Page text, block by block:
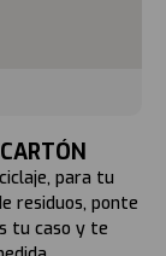
para tu
residuos, ponte
tu caso y te